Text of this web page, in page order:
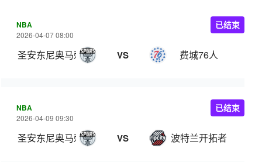
NBA
2026-04-07 08:00
圣安东尼奥马刺 VS 费城76人
已结束
NBA
2026-04-09 09:30
圣安东尼奥马刺 VS 波特兰开拓者
已结束